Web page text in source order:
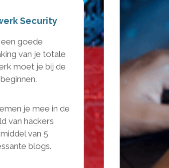
Security
goede
van je totale
moet je bij de
je mee in de
van hackers
van 5
blogs.